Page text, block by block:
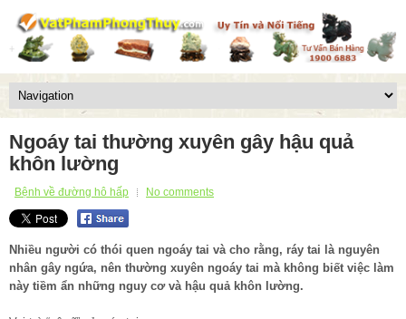
Ngoáy tai thường xuyên gây hậu quả
khôn lường
Bệnh về đường hô hấp No comments
Nhiều người có thói quen ngoáy tai và cho rằng, ráy tai là nguyên
nhân gây ngứa, nên thường xuyên ngoáy tai mà không biết việc làm
này tiềm ẩn những nguy cơ và hậu quả khôn lường.